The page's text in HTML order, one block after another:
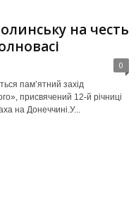
на честь
0
пам’ятний захід
присвячений 12-й річниці
на Донеччині.У...